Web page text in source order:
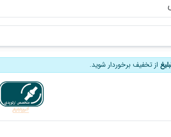
از تخفیف برخوردار شوید.